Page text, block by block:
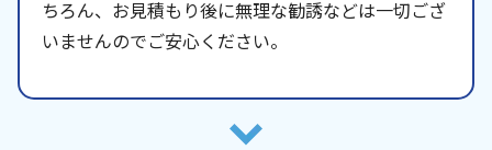
ちろん、お見積もり後に無理な勧誘などは一切ござ
いませんのでご安心ください。